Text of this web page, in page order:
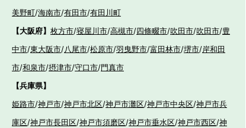
美野町/海南市/有田市/有田川町
【大阪府】 枚方市/寝屋川市/高槻市/四條畷市/吹田市/吹田市/豊
中市/東大阪市/八尾市/松原市/羽曳野市/富田林市/堺市/岸和田
市/和泉市/摂津市/守口市/門真市
【兵庫県】
姫路市/神戸市/神戸市北区/神戸市灘区/神戸市中央区/神戸市兵
庫区/神戸市長田区/神戸市須磨区/神戸市垂水区/神戸市西区/神